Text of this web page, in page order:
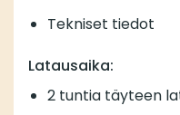
Tekniset tiedot
Latausaika:
2 tuntia täyteen